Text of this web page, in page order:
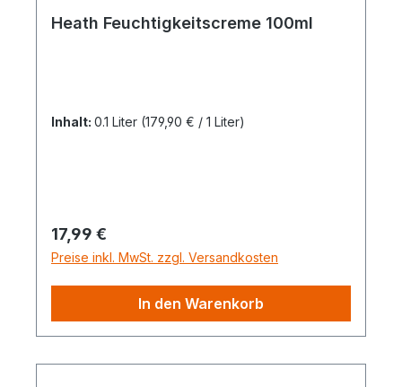
Heath Feuchtigkeitscreme 100ml
Inhalt: 0.1 Liter (179,90 € / 1 Liter)
Regulärer Preis:
17,99 €
Preise inkl. MwSt. zzgl. Versandkosten
In den Warenkorb